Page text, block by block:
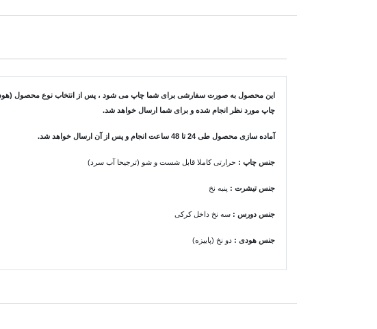
این محصول به صورت سفارشی برای شما چاپ می شود ، پس از انتخاب نوع محصول (هودی
چاپ مورد نظر انجام شده و برای شما ارسال خواهد شد.
آماده سازی محصول طی 24 تا 48 ساعت انجام و پس از آن ارسال خواهد شد.
جنس چاپ : حرارتی کاملا قابل شست و شو (ترجیحا آب سرد)
جنس تیشرت : پنبه نخ
جنس دورس : سه نخ داخل کرکی
جنس هودی : دو نخ (پاییزه)